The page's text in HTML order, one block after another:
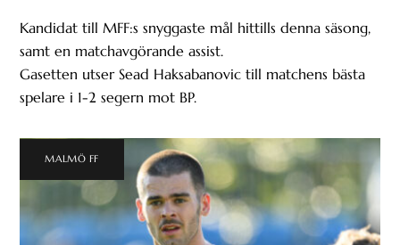
Kandidat till MFF:s snyggaste mål hittills denna säsong,
samt en matchavgörande assist.
Gasetten utser Sead Haksabanovic till matchens bästa
spelare i 1-2 segern mot BP.
MALMÖ FF